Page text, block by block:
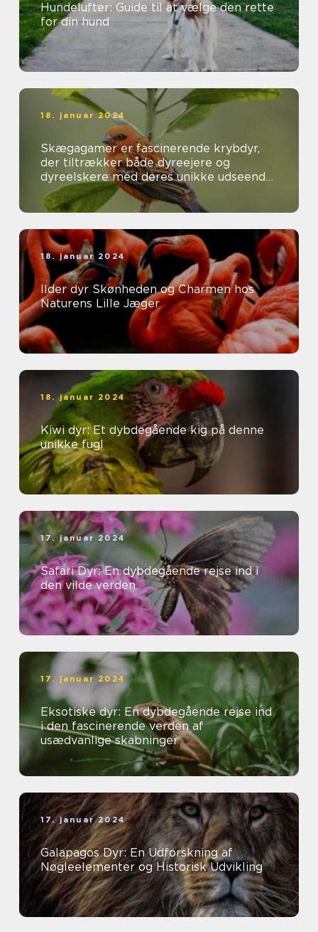
Hundelufter: Guide til at vælge den rette
for din hund
18. januar 2024
Skægagamer er fascinerende krybdyr,
der tiltrækker både dyreejere og
dyreelskere med deres unikke udseende
og interessante adfærd
18. januar 2024
Ilder dyr Skønheden og Charmen hos
Naturens Lille Jæger
18. januar 2024
Kiwi dyr: Et dybdegående kig på denne
unikke fugl
17. januar 2024
Safari Dyr: En dybdegående rejse ind i
den vilde verden
17. januar 2024
Eksotiske dyr: En dybdegående rejse ind
i den fascinerende verden af
usædvanlige skabninger
17. januar 2024
Galapagos Dyr: En Udforskning af
Nøgleelementer og Historisk Udvikling